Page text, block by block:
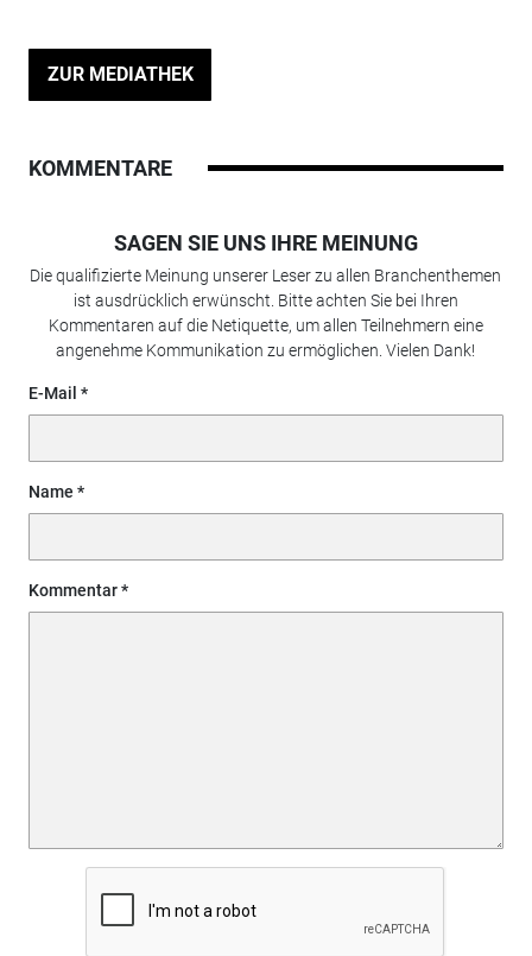
ZUR MEDIATHEK
KOMMENTARE
SAGEN SIE UNS IHRE MEINUNG
Die qualifizierte Meinung unserer Leser zu allen Branchenthemen
ist ausdrücklich erwünscht. Bitte achten Sie bei Ihren
Kommentaren auf die Netiquette, um allen Teilnehmern eine
angenehme Kommunikation zu ermöglichen. Vielen Dank!
E-Mail
Name
Kommentar